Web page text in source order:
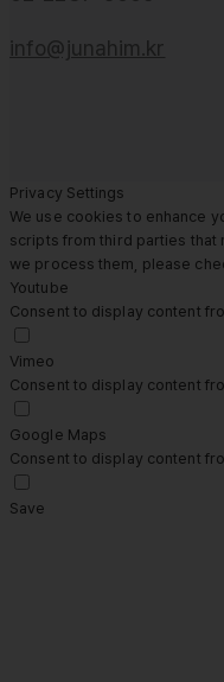
info@junahim.kr
Privacy Settings
We use cookies to enhance
scripts from third parties that
we process them, please
Youtube
Consent to display content
Vimeo
Consent to display content
Google Maps
Consent to display content
Save